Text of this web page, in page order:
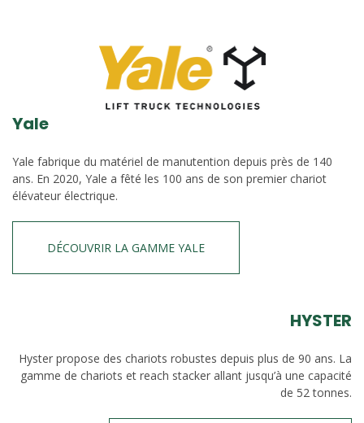
Yale
Yale fabrique du matériel de manutention depuis près de 140
ans. En 2020, Yale a fêté les 100 ans de son premier chariot
élévateur électrique.
DÉCOUVRIR LA GAMME YALE
HYSTER
Hyster propose des chariots robustes depuis plus de 90 ans. La
gamme de chariots et reach stacker allant jusqu’à une capacité
de 52 tonnes.